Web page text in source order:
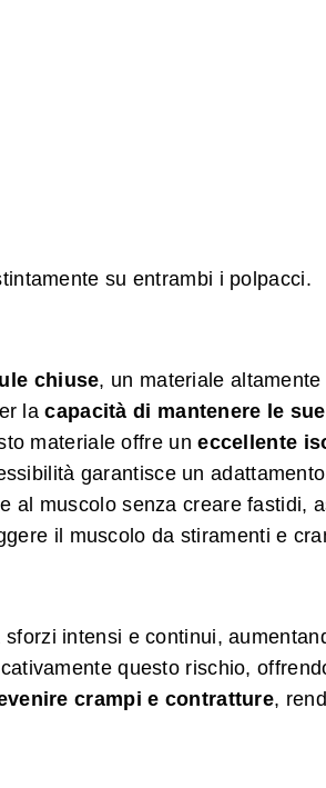
su entrambi i polpacci.
chiuse, un materiale
lacapacità di mantenere le
materiale offre uneccellente
garantisce un
al muscolo senza creare fastidi,
il muscolo da stiramenti e
intensi e continui,
questo rischio,
crampi e contratture,